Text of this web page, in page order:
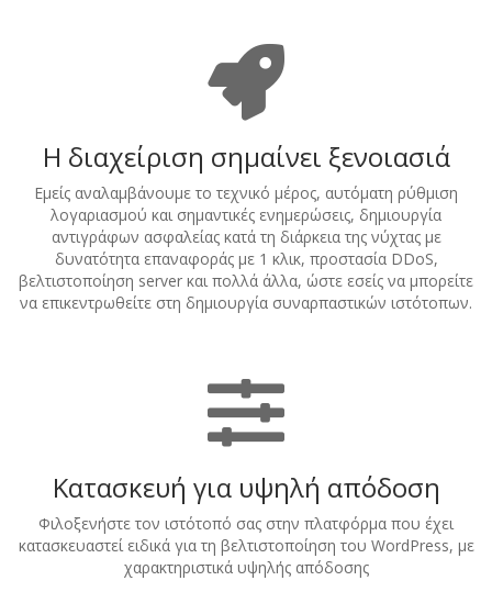
Η διαχείριση σημαίνει ξενοιασιά
Εμείς αναλαμβάνουμε το τεχνικό μέρος, αυτόματη ρύθμιση
λογαριασμού και σημαντικές ενημερώσεις, δημιουργία
αντιγράφων ασφαλείας κατά τη διάρκεια της νύχτας με
δυνατότητα επαναφοράς με 1 κλικ, προστασία DDoS,
βελτιστοποίηση server και πολλά άλλα, ώστε εσείς να μπορείτε
να επικεντρωθείτε στη δημιουργία συναρπαστικών ιστότοπων.
Κατασκευή για υψηλή απόδοση
Φιλοξενήστε τον ιστότοπό σας στην πλατφόρμα που έχει
κατασκευαστεί ειδικά για τη βελτιστοποίηση του WordPress, με
χαρακτηριστικά υψηλής απόδοσης